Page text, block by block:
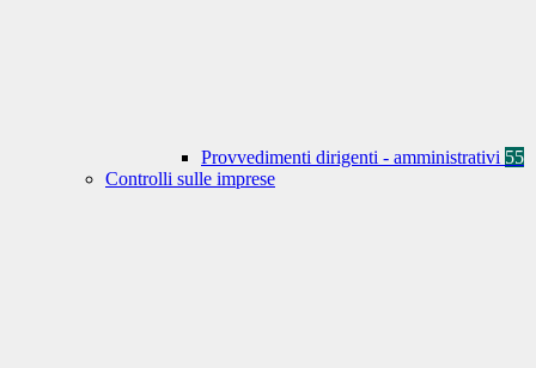
Provvedimenti dirigenti - amministrativi 55
Controlli sulle imprese